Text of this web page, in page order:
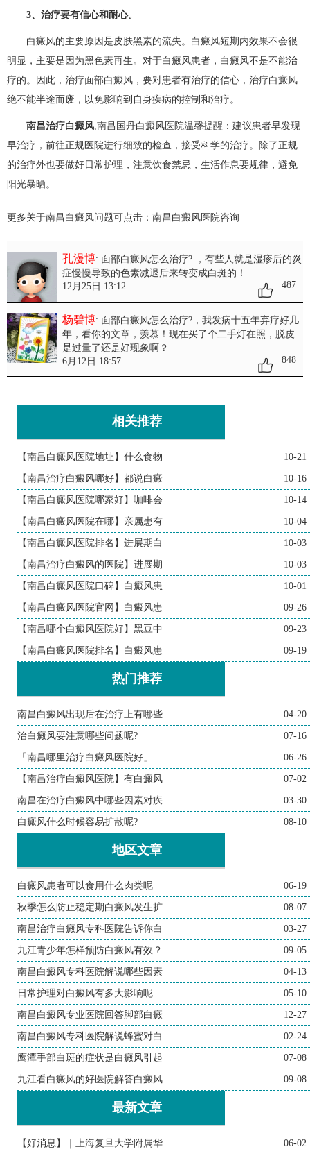
3、治疗要有信心和耐心。
白癜风的主要原因是皮肤黑素的流失。白癜风短期内效果不会很
明显，主要是因为黑色素再生。对于白癜风患者，白癜风不是不能治
疗的。因此，治疗面部白癜风，要对患者有治疗的信心，治疗白癜风
绝不能半途而废，以免影响到自身疾病的控制和治疗。
南昌治疗白癜风,南昌国丹白癜风医院温馨提醒：建议患者早发现
早治疗，前往正规医院进行细致的检查，接受科学的治疗。除了正规
的治疗外也要做好日常护理，注意饮食禁忌，生活作息要规律，避免
阳光暴晒。
更多关于南昌白癜风问题可点击： 南昌白癜风医院咨询
孔漫博: 面部白癜风怎么治疗?
，有些人就是湿疹后的炎
症慢慢导致的色素减退后来转变成白斑的！
12月25日 13:12
487
杨碧博: 面部白癜风怎么治疗? ，我发病十五年弃疗好几
年，看你的文章，羡慕！现在买了个二手灯在照，脱皮
是过量了还是好现象啊？
6月12日 18:57
848
相关推荐
【南昌白癜风医院地址】什么食物 10-21
【南昌治疗白癜风哪好】都说白癜 10-16
【南昌白癜风医院哪家好】咖啡会 10-14
【南昌白癜风医院在哪】亲属患有 10-04
【南昌白癜风医院排名】进展期白 10-03
【南昌治疗白癜风的医院】进展期 10-03
【南昌白癜风医院口碑】白癜风患 10-01
【南昌白癜风医院官网】白癜风患 09-26
【南昌哪个白癜风医院好】黑豆中 09-23
【南昌白癜风医院排名】白癜风患 09-19
热门推荐
南昌白癜风出现后在治疗上有哪些 04-20
治白癜风要注意哪些问题呢? 07-16
「南昌哪里治疗白癜风医院好」 06-26
【南昌治疗白癜风医院】有白癜风 07-02
南昌在治疗白癜风中哪些因素对疾 03-30
白癜风什么时候容易扩散呢? 08-10
地区文章
白癜风患者可以食用什么肉类呢 06-19
秋季怎么防止稳定期白癜风发生扩 08-07
南昌治疗白癜风专科医院告诉你白 03-27
九江青少年怎样预防白癜风有效？ 09-05
南昌白癜风专科医院解说哪些因素 04-13
日常护理对白癜风有多大影响呢 05-10
南昌白癜风专业医院回答脚部白癜 12-27
南昌白癜风专科医院解说蜂蜜对白 02-24
鹰潭手部白斑的症状是白癜风引起 07-08
九江看白癜风的好医院解答白癜风 09-08
最新文章
【好消息】｜上海复旦大学附属华 06-02